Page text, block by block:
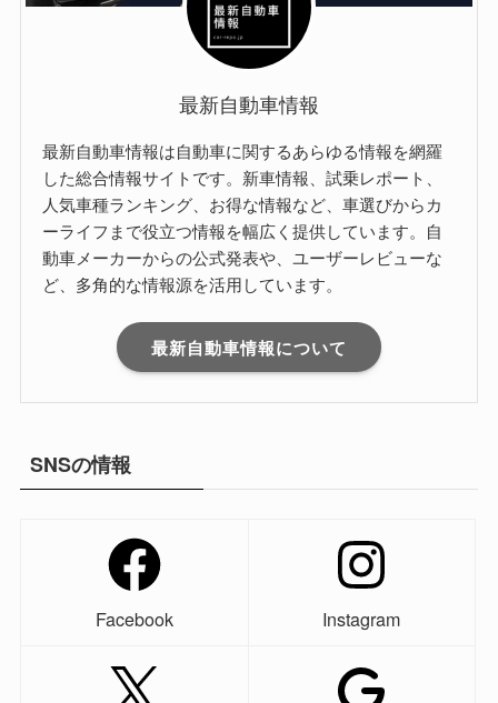
最新自動車情報
最新自動車情報は自動車に関するあらゆる情報を網羅
した総合情報サイトです。新車情報、試乗レポート、
人気車種ランキング、お得な情報など、車選びからカ
ーライフまで役立つ情報を幅広く提供しています。自
動車メーカーからの公式発表や、ユーザーレビューな
ど、多角的な情報源を活用しています。
最新自動車情報について
SNSの情報
Facebook Instagram